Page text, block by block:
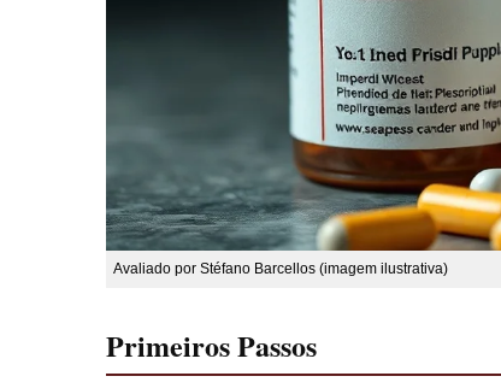
Avaliado por Stéfano Barcellos (imagem ilustrativa)
Primeiros Passos